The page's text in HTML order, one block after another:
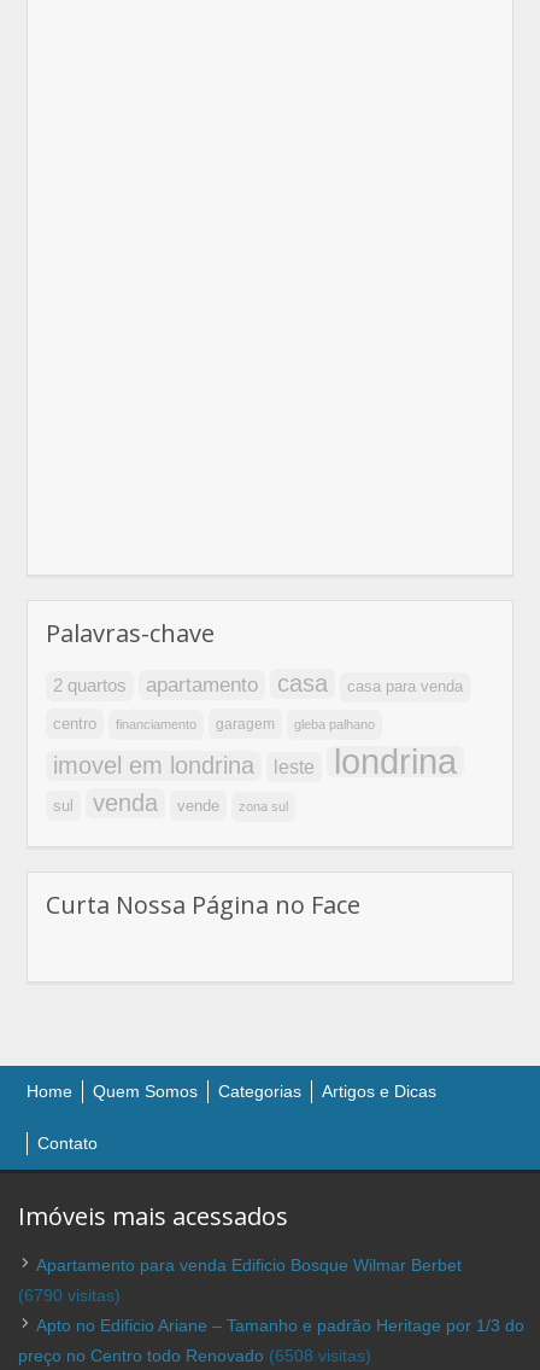
Palavras-chave
2 quartos apartamento casa casa para venda
centro financiamento garagem gleba palhano
imovel em londrina leste londrina
sul venda vende zona sul
Curta Nossa Página no Face
Home Quem Somos Categorias Artigos e Dicas
Contato
Imóveis mais acessados
Apartamento para venda Edificio Bosque Wilmar Berbet
(6790 visitas)
Apto no Edificio Ariane – Tamanho e padrão Heritage por 1/3 do
preço no Centro todo Renovado (6508 visitas)